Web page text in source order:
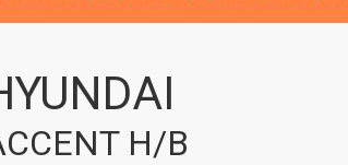
H/B